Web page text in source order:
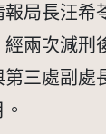
局長汪希
兩次減刑
三處副處